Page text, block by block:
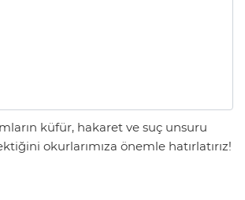
küfür, hakaret ve suç unsuru
okurlarımıza önemle hatırlatırız!